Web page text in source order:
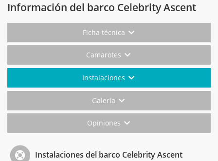
Información del barco Celebrity Ascent
Ficha técnica
Camarotes
Instalaciones
Galería
Opiniones
Instalaciones del barco Celebrity Ascent